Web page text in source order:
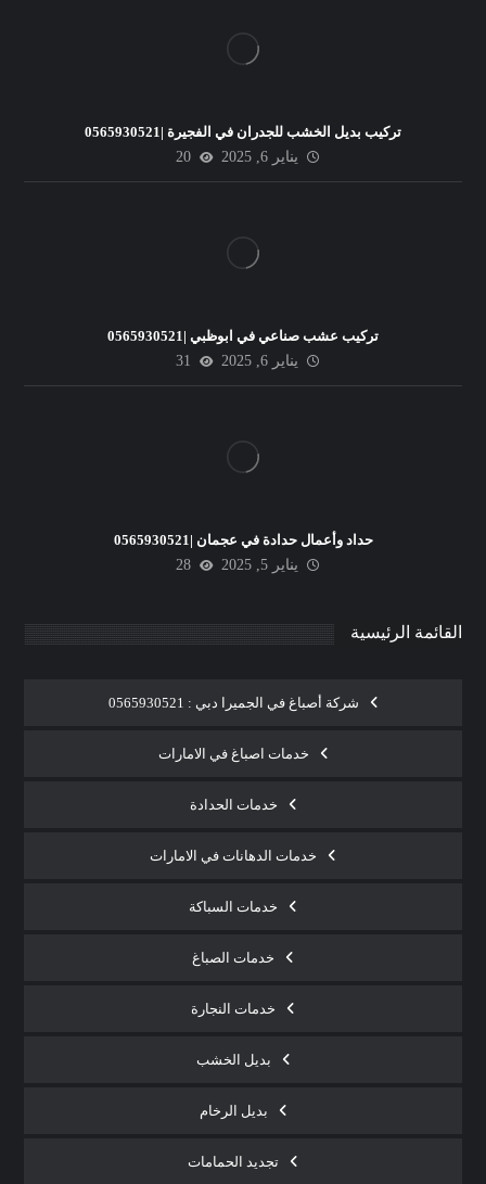
تركيب بديل الخشب للجدران في الفجيرة |0565930521
يناير 6, 2025
20
تركيب عشب صناعي في ابوظبي |0565930521
يناير 6, 2025
31
حداد وأعمال حدادة في عجمان |0565930521
يناير 5, 2025
28
القائمة الرئيسية
شركة أصباغ في الجميرا دبي : 0565930521
خدمات اصباغ في الامارات
خدمات الحدادة
خدمات الدهانات في الامارات
خدمات السباكة
خدمات الصباغ
خدمات النجارة
بديل الخشب
بديل الرخام
تجديد الحمامات